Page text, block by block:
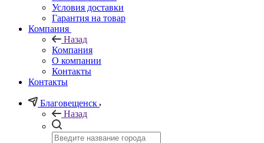
Условия доставки
Гарантия на товар
Компания
Назад
Компания
О компании
Контакты
Контакты
Благовещенск
Назад